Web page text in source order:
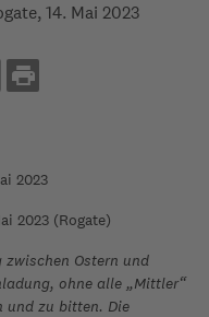
14. Mai 2023
2023
2023 (Rogate)
Ostern und
ohne alle „Mittler“
und zu bitten. Die